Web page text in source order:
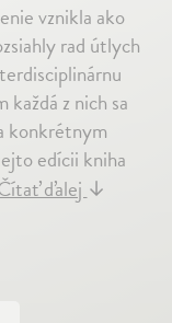
vznikla ako
rad útlych
z nich sa
konkrétnym
edícii kniha
ďalej↓